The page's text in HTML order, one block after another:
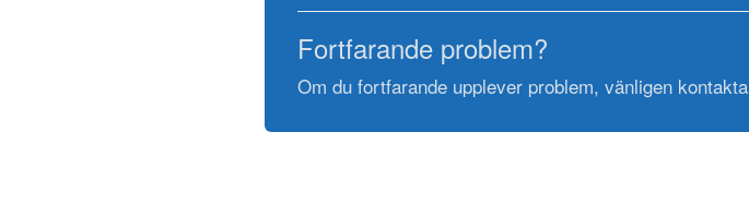
Fortfarande problem?
Om du fortfarande upplever problem, vänligen kontakta